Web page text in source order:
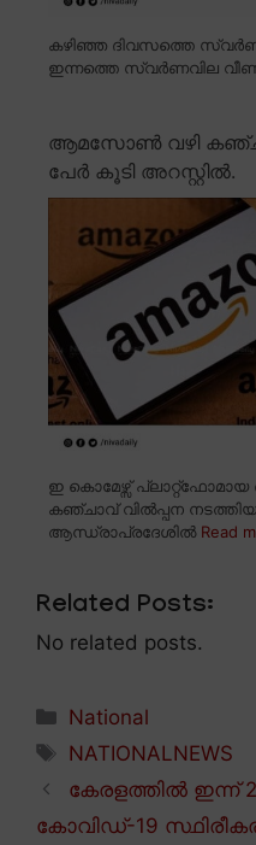
കഴിഞ്ഞ ദിവസത്തെ സ്വർണ
ഇന്നത്തെ സ്വർണവില
ആമസോൺ വഴി
പേർ കൂടി അറസ്റ്റിൽ.
ഇ കൊമേഴ്സ്
കഞ്ചാവ് വിൽപ്പന
ആന്ധ്രാപ്രദേശിൽ Read
Related Posts:
No related posts.
Categories
National
Tags
NATIONALNEWS
കേരളത്തിൽ ഇന്ന്
കോവിഡ്-19